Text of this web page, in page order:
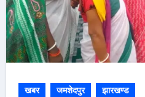
खबर जमशेदपुर झारखण्ड